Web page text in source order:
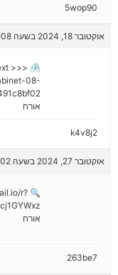
5wop90
אוקטובר 18, 2024 בשעה 1:08 pm
>>>
08-
🖇
אורח
k4v8j2
אוקטובר 27, 2024 בשעה 8:02 am
r?
אורח
263be7